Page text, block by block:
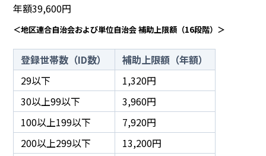
年額39,600円
＜地区連合自治会および単位自治会 補助上限額（16段階）＞
登録世帯数（ID数）
補助上限額（年額）
29以下
1,320円
30以上99以下
3,960円
100以上199以下
7,920円
200以上299以下
13,200円